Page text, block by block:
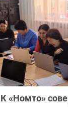
«Номто»